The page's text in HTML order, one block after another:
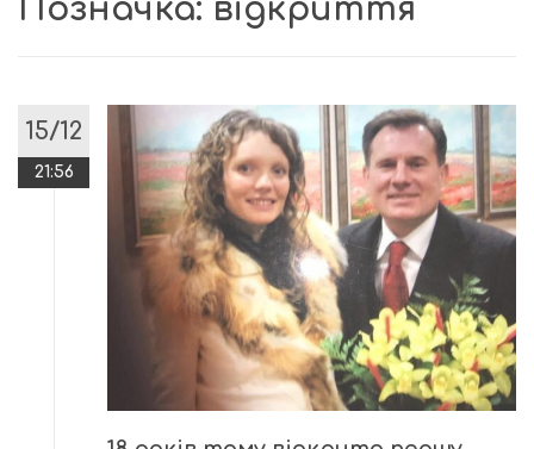
Позначка: відкриття
15/12
21:56